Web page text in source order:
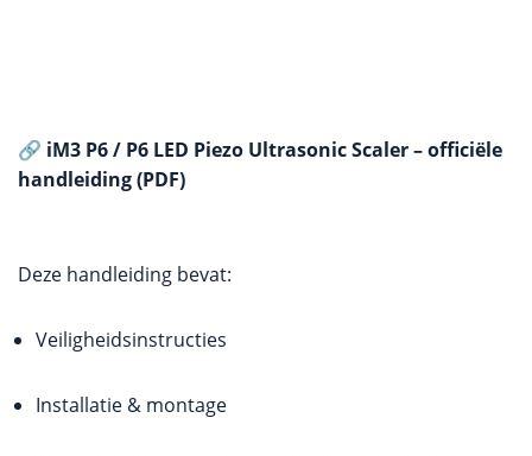
🔗 iM3 P6 / P6 LED Piezo Ultrasonic Scaler – officiële
handleiding (PDF)
Deze handleiding bevat:
Veiligheidsinstructies
Installatie & montage